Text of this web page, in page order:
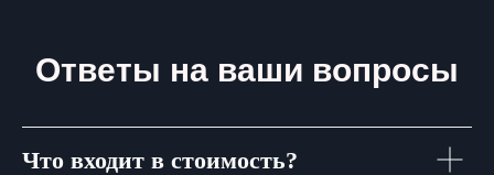
Ответы на ваши вопросы
Что входит в стоимость?